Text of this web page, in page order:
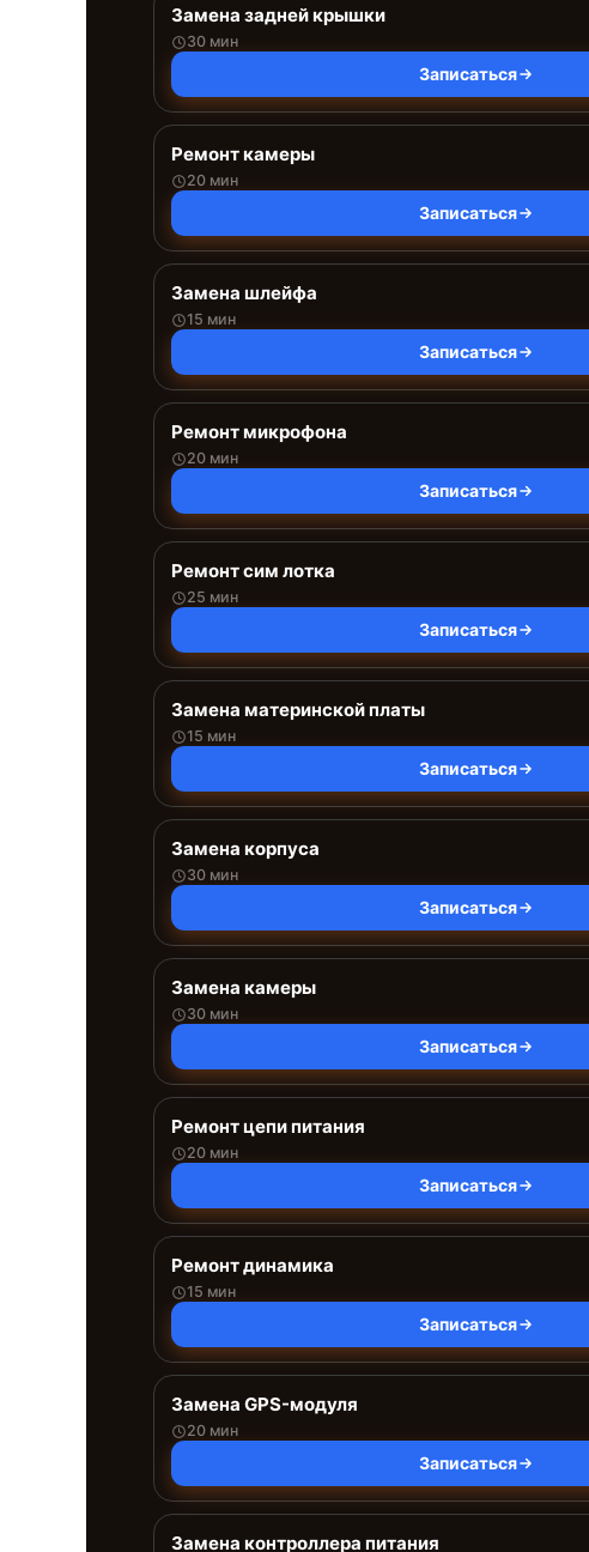
Замена задней крышки
30 мин
Записаться
Ремонт камеры
20 мин
Записаться
Замена шлейфа
15 мин
Записаться
Ремонт микрофона
20 мин
Записаться
Ремонт сим лотка
25 мин
Записаться
Замена материнской платы
15 мин
Записаться
Замена корпуса
30 мин
Записаться
Замена камеры
30 мин
Записаться
Ремонт цепи питания
20 мин
Записаться
Ремонт динамика
15 мин
Записаться
Замена GPS-модуля
20 мин
Записаться
Замена контроллера питания